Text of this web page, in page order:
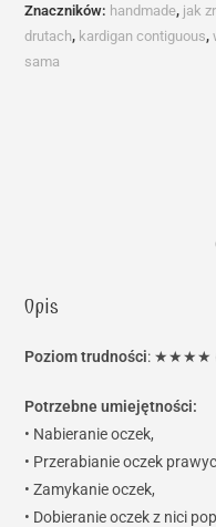
Kardigan
Contiguous
Znaczników: handmade, jak
drutach, kardigan contiguous,
sama
Opis
Poziom trudności: ★★★★
Potrzebne umiejętności:
• Nabieranie oczek,
• Przerabianie oczek
• Zamykanie oczek,
• Dobieranie oczek z nici